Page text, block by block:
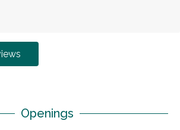
Openings